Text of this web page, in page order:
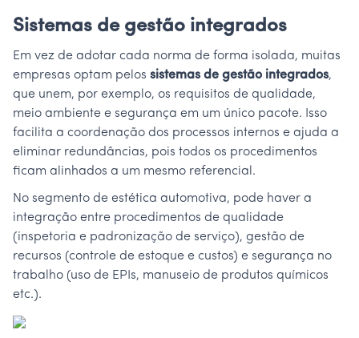
Sistemas de gestão integrados
Em vez de adotar cada norma de forma isolada, muitas
empresas optam pelos sistemas de gestão integrados,
que unem, por exemplo, os requisitos de qualidade,
meio ambiente e segurança em um único pacote. Isso
facilita a coordenação dos processos internos e ajuda a
eliminar redundâncias, pois todos os procedimentos
ficam alinhados a um mesmo referencial.
No segmento de estética automotiva, pode haver a
integração entre procedimentos de qualidade
(inspetoria e padronização de serviço), gestão de
recursos (controle de estoque e custos) e segurança no
trabalho (uso de EPIs, manuseio de produtos químicos
etc.).